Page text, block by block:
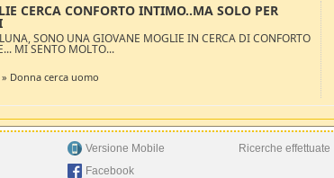
CERCA CONFORTO INTIMO..MA SOLO PER
SONO UNA GIOVANE MOGLIE IN CERCA DI CONFORTO
MI SENTO MOLTO...
Donna cerca uomo
Versione Mobile
Facebook
Ricerche effettuate